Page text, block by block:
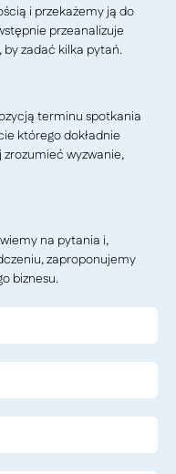
i przekażemy ją do
przeanalizuje
by zadać kilka pytań.
terminu spotkania
którego dokładnie
wyzwanie,
na pytania i,
zaproponujemy
biznesu.